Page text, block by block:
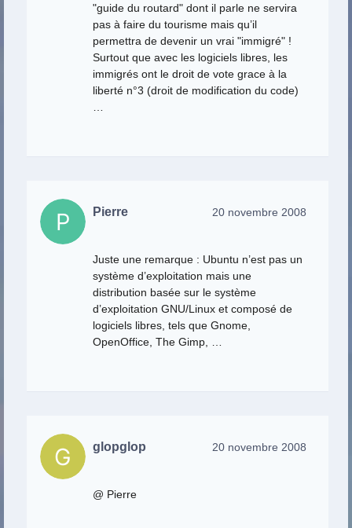
"guide du routard" dont il parle ne servira
pas à faire du tourisme mais qu’il
permettra de devenir un vrai "immigré" !
Surtout que avec les logiciels libres, les
immigrés ont le droit de vote grace à la
liberté n°3 (droit de modification du code)
Pierre 20 novembre 2008
Juste une remarque : Ubuntu n’est pas un
système d’exploitation mais une
distribution basée sur le système
d’exploitation GNU/Linux et composé de
logiciels libres, tels que Gnome,
OpenOffice, The Gimp, …
glopglop 20 novembre 2008
@ Pierre